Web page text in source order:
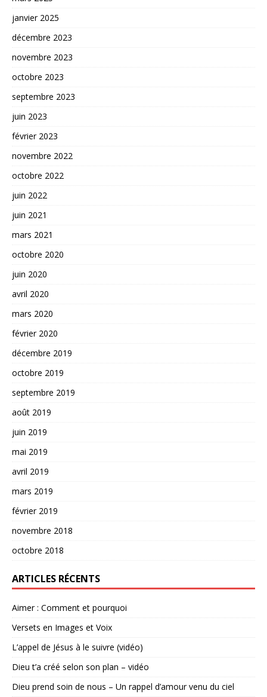
janvier 2025
décembre 2023
novembre 2023
octobre 2023
septembre 2023
juin 2023
février 2023
novembre 2022
octobre 2022
juin 2022
juin 2021
mars 2021
octobre 2020
juin 2020
avril 2020
mars 2020
février 2020
décembre 2019
octobre 2019
septembre 2019
août 2019
juin 2019
mai 2019
avril 2019
mars 2019
février 2019
novembre 2018
octobre 2018
ARTICLES RÉCENTS
Aimer : Comment et pourquoi
Versets en Images et Voix
L’appel de Jésus à le suivre (vidéo)
Dieu t’a créé selon son plan – vidéo
Dieu prend soin de nous – Un rappel d’amour venu du ciel